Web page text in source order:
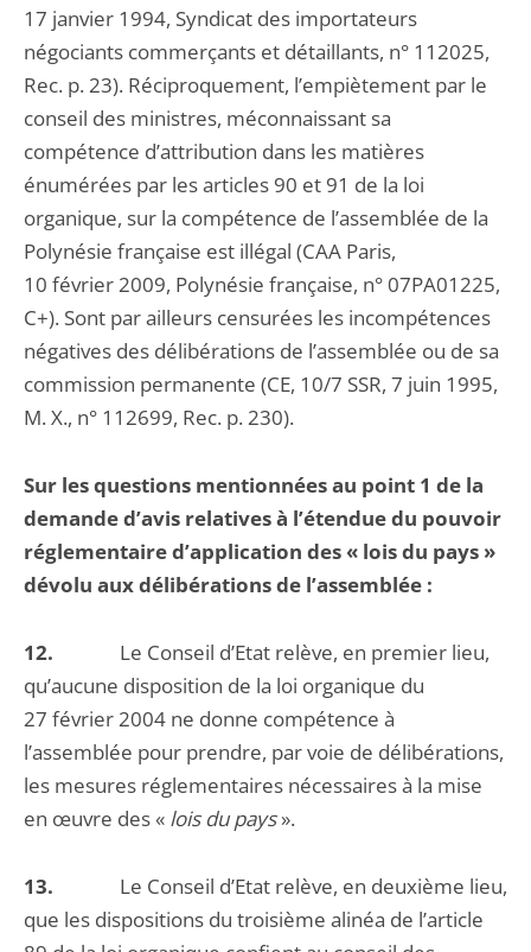
17 janvier 1994, Syndicat des importateurs
négociants commerçants et détaillants, n° 112025,
Rec. p. 23). Réciproquement, l’empiètement par le
conseil des ministres, méconnaissant sa
compétence d’attribution dans les matières
énumérées par les articles 90 et 91 de la loi
organique, sur la compétence de l’assemblée de la
Polynésie française est illégal (CAA Paris,
10 février 2009, Polynésie française, n° 07PA01225,
C+). Sont par ailleurs censurées les incompétences
négatives des délibérations de l’assemblée ou de sa
commission permanente (CE, 10/7 SSR, 7 juin 1995,
M. X., n° 112699, Rec. p. 230).
Sur les questions mentionnées au point 1 de la
demande d’avis relatives à l’étendue du pouvoir
réglementaire d’application des « lois du pays »
dévolu aux délibérations de l’assemblée :
12. Le Conseil d’Etat relève, en premier lieu,
qu’aucune disposition de la loi organique du
27 février 2004 ne donne compétence à
l’assemblée pour prendre, par voie de délibérations,
les mesures réglementaires nécessaires à la mise
en œuvre des « lois du pays».
13. Le Conseil d’Etat relève, en deuxième lieu,
que les dispositions du troisième alinéa de l’article